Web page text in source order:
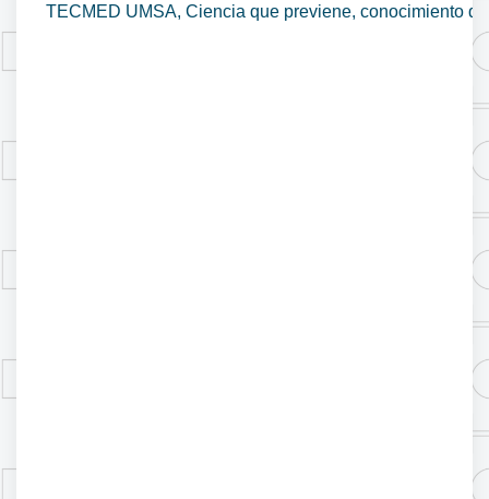
TECMED UMSA, Ciencia que previene, conocimiento